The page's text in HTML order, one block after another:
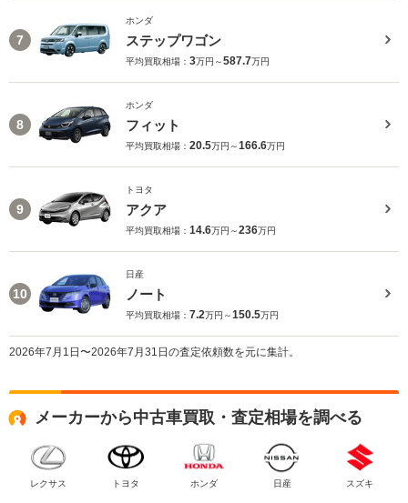
7
ホンダ
ステップワゴン
平均買取相場： 3万円～587.7万円
8
ホンダ
フィット
平均買取相場： 20.5万円～166.6万円
9
トヨタ
アクア
平均買取相場： 14.6万円～236万円
10
日産
ノート
平均買取相場： 7.2万円～150.5万円
2026年7月1日〜2026年7月31日の査定依頼数を元に集計。
メーカーから中古車買取・査定相場を調べる
レクサス トヨタ ホンダ 日産 スズキ